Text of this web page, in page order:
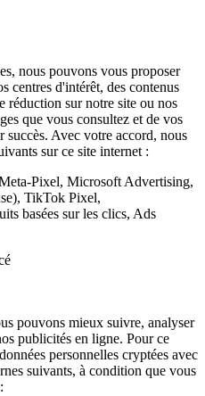
nous pouvons vous proposer
centres d'intérêt, des contenus
réduction sur notre site ou nos
que vous consultez et de vos
succès. Avec votre accord, nous
sur ce site internet :
Pixel, Microsoft Advertising,
TikTok Pixel,
basées sur les clics, Ads
pouvons mieux suivre, analyser
publicités en ligne. Pour ce
personnelles cryptées avec
suivants, à condition que vous